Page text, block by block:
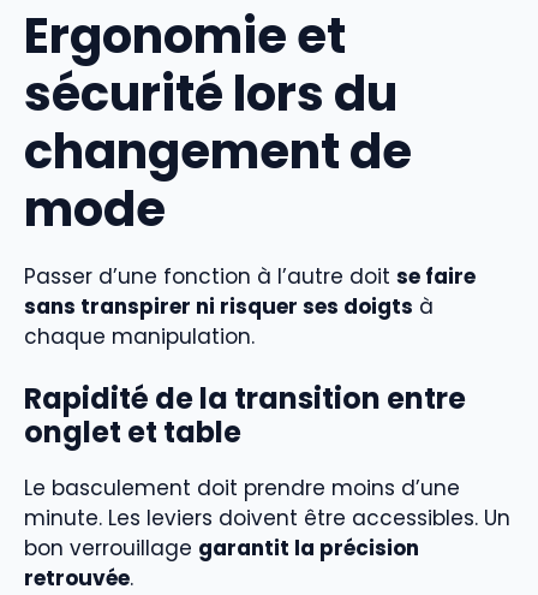
Ergonomie et
sécurité lors du
changement de
mode
Passer d’une fonction à l’autre doit se faire
sans transpirer ni risquer ses doigts à
chaque manipulation.
Rapidité de la transition entre
onglet et table
Le basculement doit prendre moins d’une
minute. Les leviers doivent être accessibles. Un
bon verrouillage garantit la précision
retrouvée.